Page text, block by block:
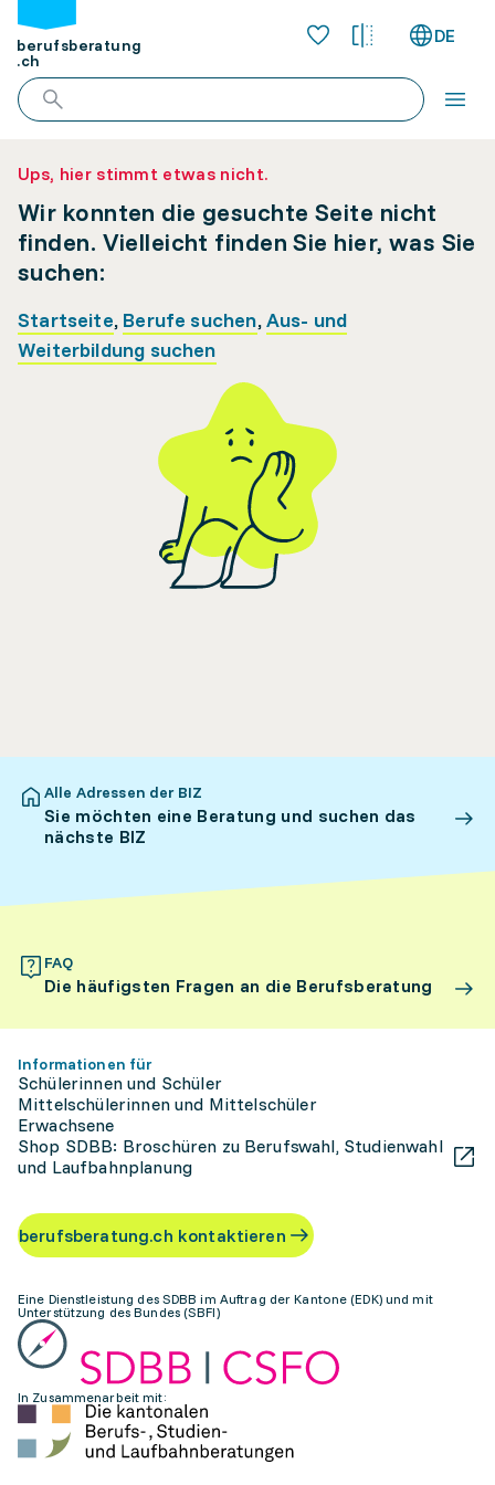
berufsberatung
.ch
DE
Ups, hier stimmt etwas nicht.
Wir konnten die gesuchte Seite nicht
finden. Vielleicht finden Sie hier, was Sie
suchen:
Startseite, Berufe suchen,Aus- und
Weiterbildung suchen
Alle Adressen der BIZ
Sie möchten eine Beratung und suchen das
nächste BIZ
FAQ
Die häufigsten Fragen an die Berufsberatung
Informationen für
Schülerinnen und Schüler
Mittelschülerinnen und Mittelschüler
Erwachsene
Shop SDBB: Broschüren zu Berufswahl, Studienwahl
und Laufbahnplanung
berufsberatung.ch kontaktieren
Eine Dienstleistung des SDBB im Auftrag der Kantone (EDK) und mit
Unterstützung des Bundes (SBFI)
In Zusammenarbeit mit: